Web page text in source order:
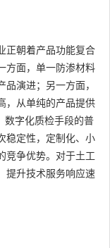
正朝着产品功能复合
方面，单一防渗材料
演进；另一方面，
，从单纯的产品提供
数字化质检手段的普
稳定性，定制化、小
竞争优势。对于土工
提升技术服务响应速